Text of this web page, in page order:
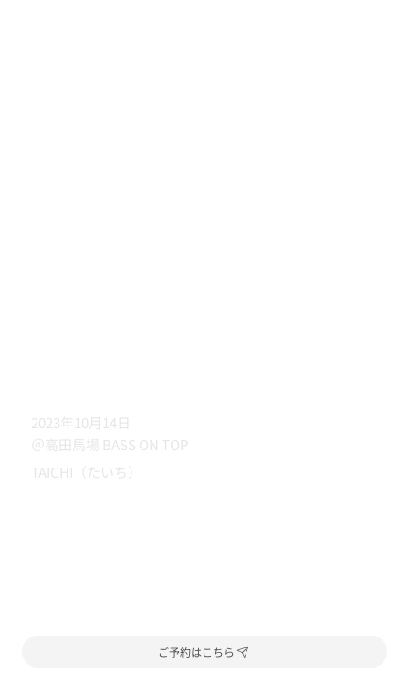
2023年10月14日
＠高田馬場 BASS ON TOP
TAICHI（たいち）
ご予約はこちら